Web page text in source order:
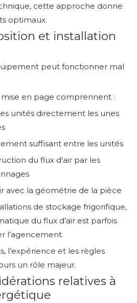
cette approche donne
optimaux.
et installation
peut fonctionner mal
en page comprennent :
unités directement les unes
suffisant entre les unités
du flux d'air par les
avec la géométrie de la pièce
de stockage frigorifique,
du flux d’air est parfois
l’agencement.
l’expérience et les règles
un rôle majeur.
relatives à